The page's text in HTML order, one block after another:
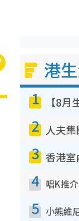
港
1
2
3
4
5